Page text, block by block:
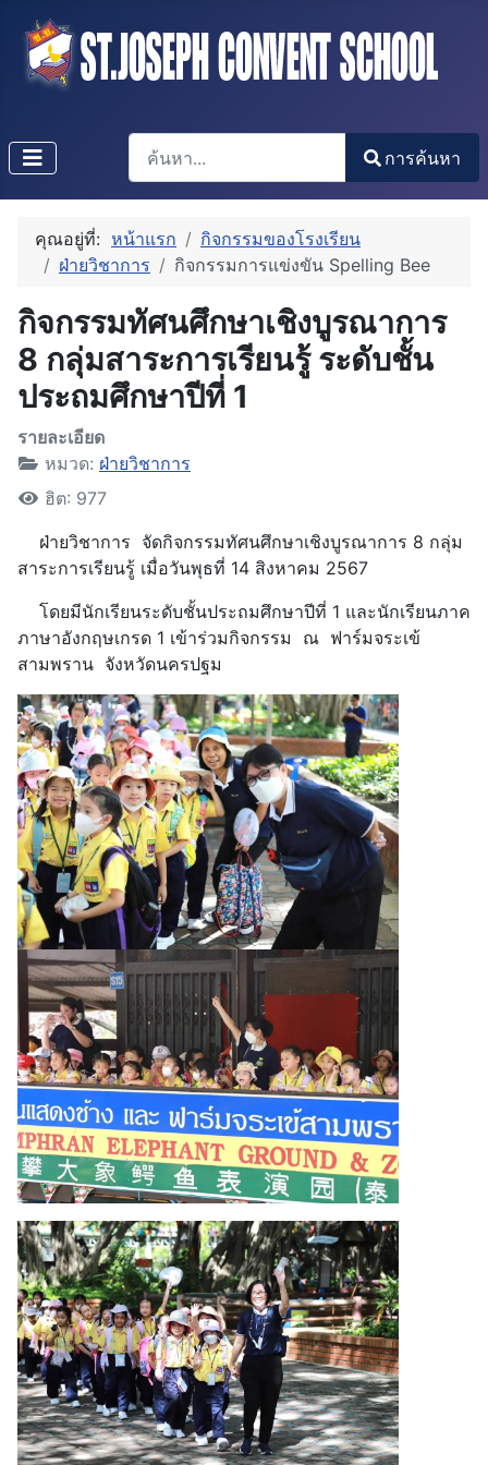
การค้นหา
Type 2 or more characters for results.
การค้นหา
คุณอยู่ที่: หน้าแรก
กิจกรรมของโรงเรียน
ฝ่ายวิชาการ
กิจกรรมการแข่งขัน Spelling Bee
กิจกรรมทัศนศึกษาเชิงบูรณาการ
8 กลุ่มสาระการเรียนรู้ ระดับชั้น
ประถมศึกษาปีที่ 1
รายละเอียด
หมวด: ฝ่ายวิชาการ
ฮิต: 977
ฝ่ายวิชาการ จัดกิจกรรมทัศนศึกษาเชิงบูรณาการ 8 กลุ่ม
สาระการเรียนรู้ เมื่อวันพุธที่ 14 สิงหาคม 2567
โดยมีนักเรียนระดับชั้นประถมศึกษาปีที่ 1 และนักเรียนภาค
ภาษาอังกฤษเกรด 1 เข้าร่วมกิจกรรม ณ ฟาร์มจระเข้
สามพราน จังหวัดนครปฐม